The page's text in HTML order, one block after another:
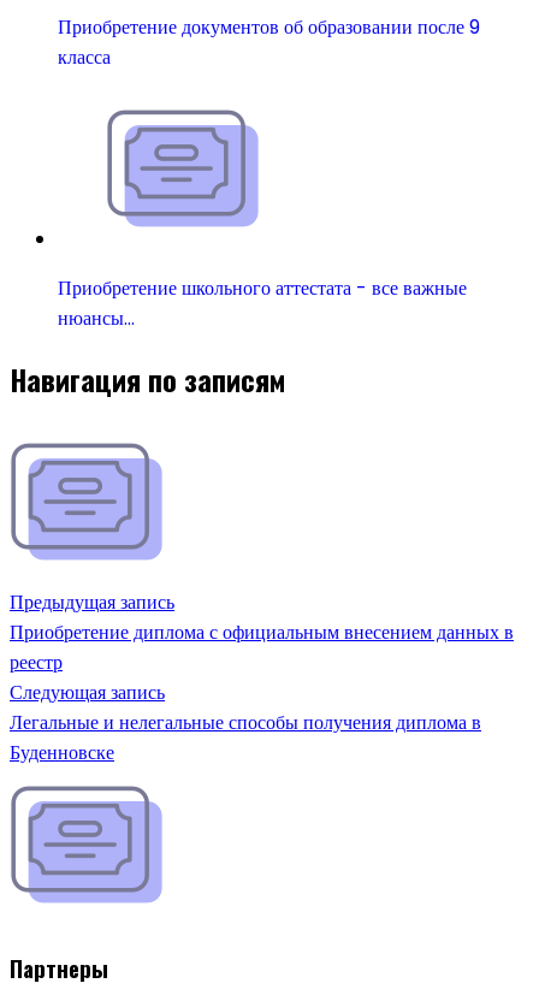
Приобретение документов об образовании после 9
класса
Приобретение школьного аттестата - все важные
нюансы…
Навигация по записям
Предыдущая запись
Приобретение диплома с официальным внесением данных в
реестр
Следующая запись
Легальные и нелегальные способы получения диплома в
Буденновске
Партнеры